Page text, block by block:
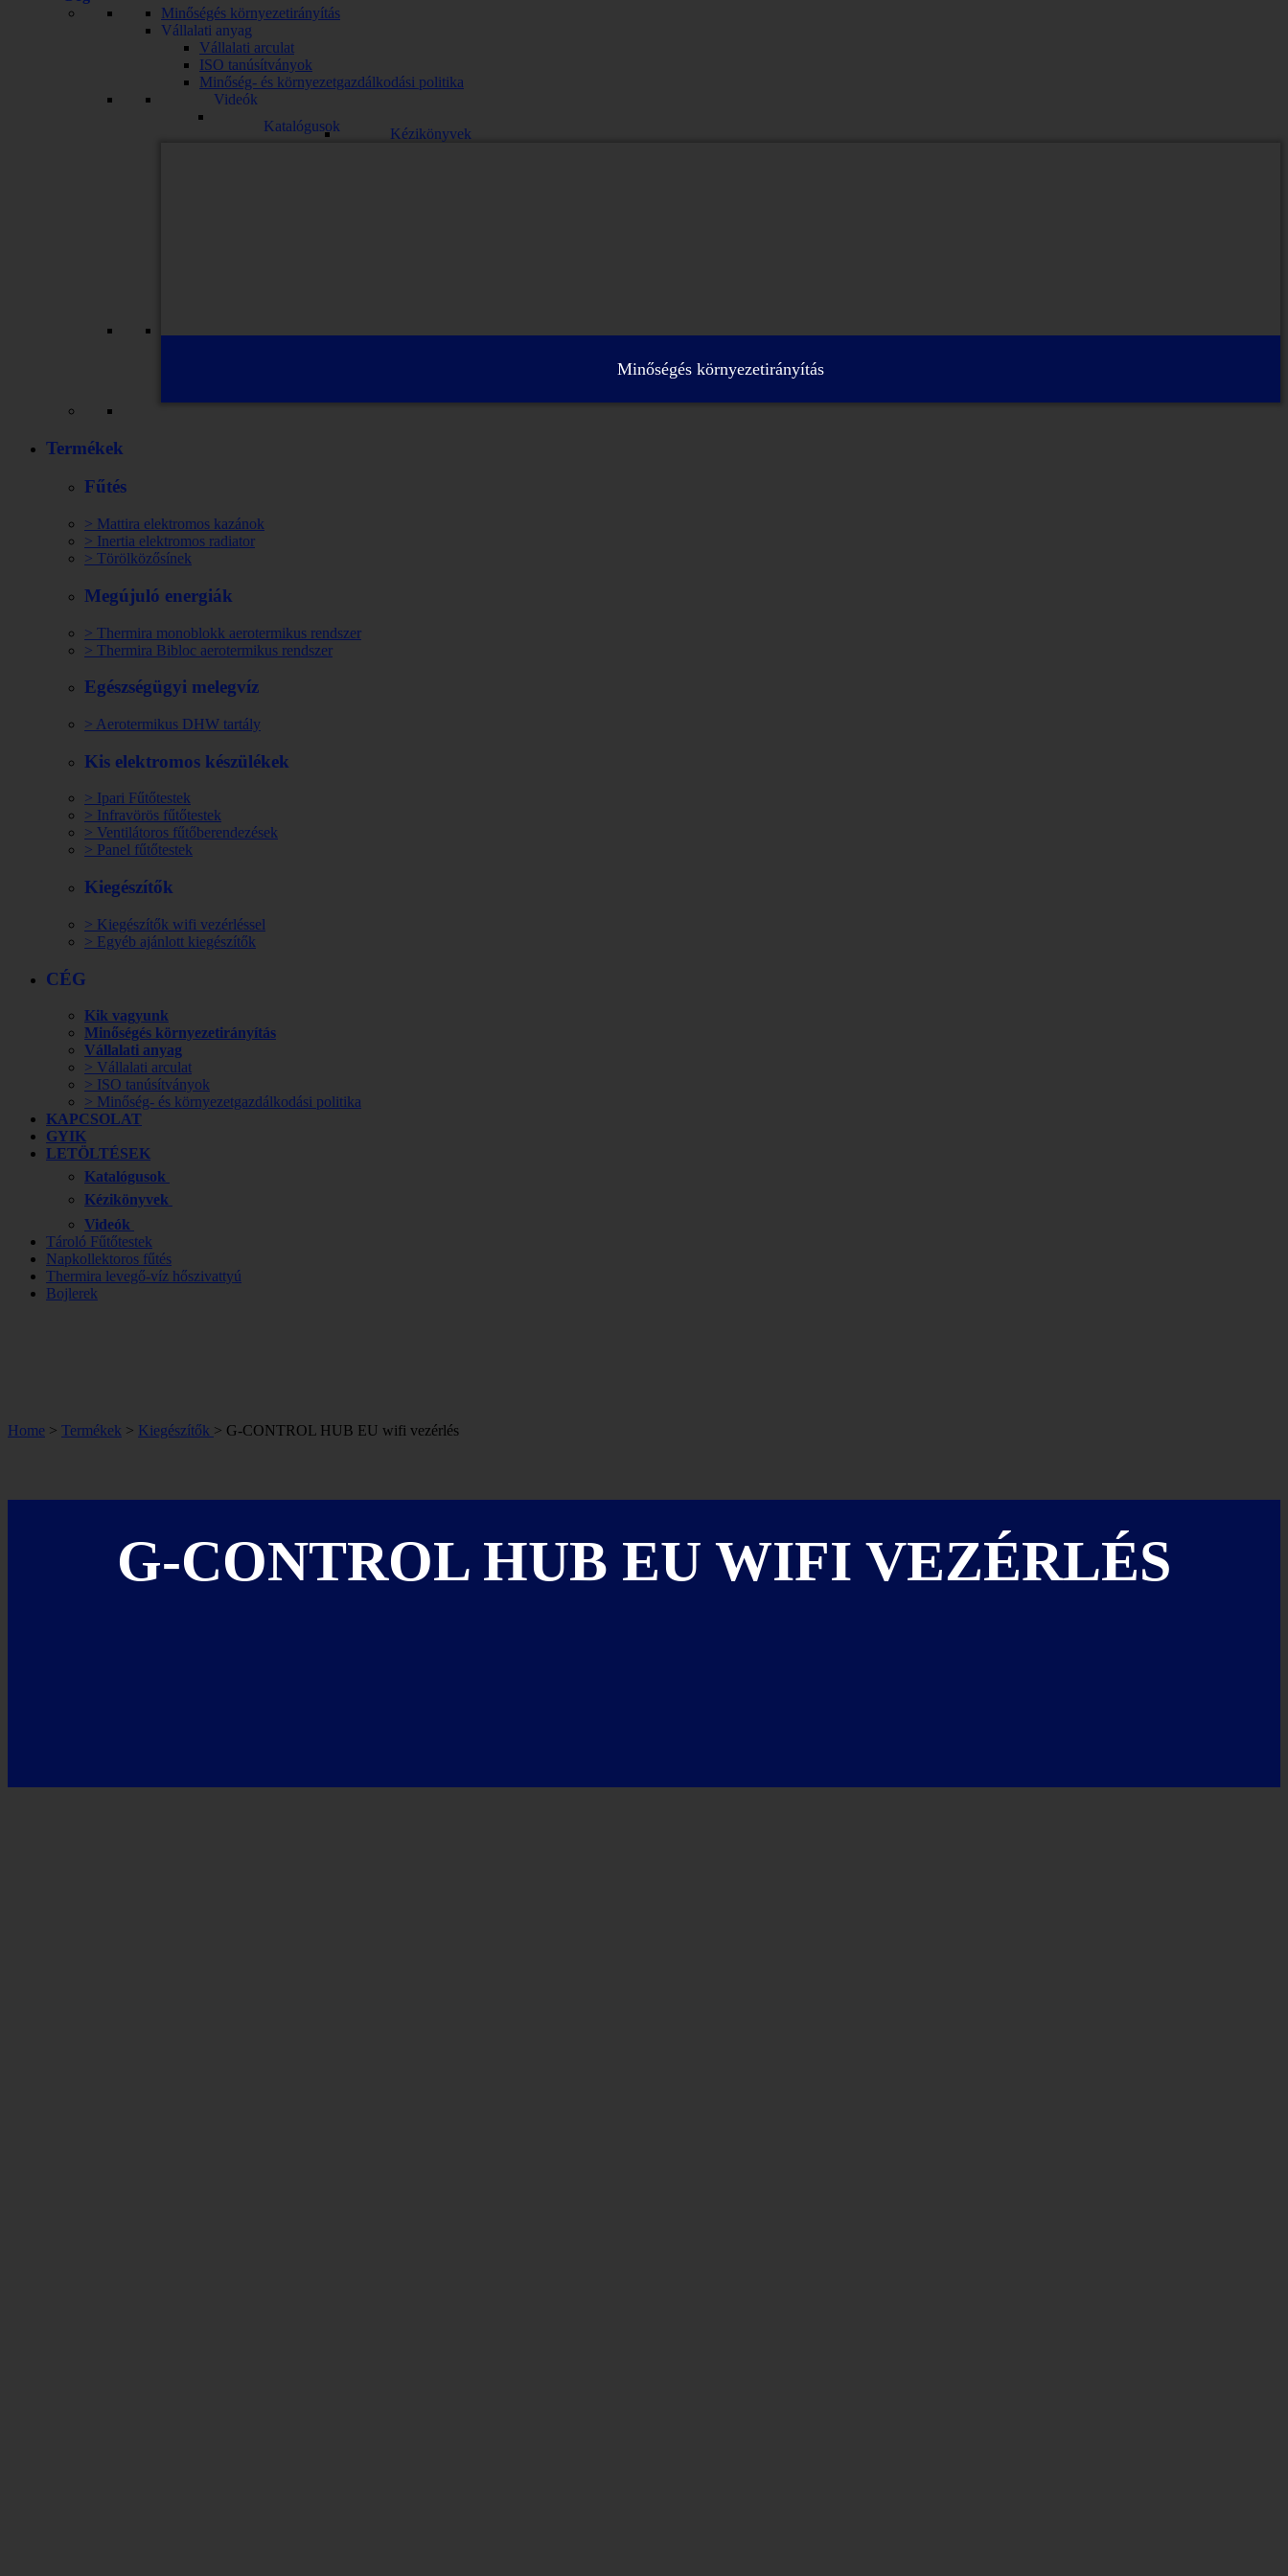
Minőségés környezetirányítás
Vállalati anyag
Vállalati arculat
ISO tanúsítványok
Minőség- és környezetgazdálkodási politika
Videók
Katalógusok
Kézikönyvek
Minőségés környezetirányítás
Termékek
Fűtés
> Mattira elektromos kazánok
> Inertia elektromos radiator
> Törölközősínek
Megújuló energiák
> Thermira monoblokk aerotermikus rendszer
> Thermira Bibloc aerotermikus rendszer
Egészségügyi melegvíz
> Aerotermikus DHW tartály
Kis elektromos készülékek
> Ipari Fűtőtestek
> Infravörös fűtőtestek
> Ventilátoros fűtőberendezések
> Panel fűtőtestek
Kiegészítők
> Kiegészítők wifi vezérléssel
> Egyéb ajánlott kiegészítők
CÉG
Kik vagyunk
Minőségés környezetirányítás
Vállalati anyag
> Vállalati arculat
> ISO tanúsítványok
> Minőség- és környezetgazdálkodási politika
KAPCSOLAT
GYIK
LETÖLTÉSEK
Katalógusok
Kézikönyvek
Videók
Tároló Fűtőtestek
Napkollektoros fűtés
Thermira levegő-víz hőszivattyú
Bojlerek
Home > Termékek > Kiegészítők > G-CONTROL HUB EU wifi vezérlés
G-CONTROL HUB EU WIFI VEZÉRLÉS